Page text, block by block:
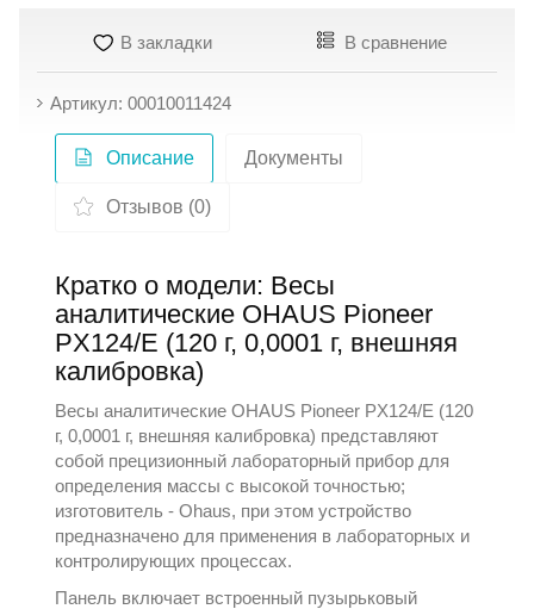
В закладки В сравнение
Артикул: 00010011424
Описание Документы
Отзывов (0)
Кратко о модели: Весы
аналитические OHAUS Pioneer
PX124/E (120 г, 0,0001 г, внешняя
калибровка)
Весы аналитические OHAUS Pioneer PX124/E (120
г, 0,0001 г, внешняя калибровка) представляют
собой прецизионный лабораторный прибор для
определения массы с высокой точностью;
изготовитель -Ohaus, при этом устройство
предназначено для применения в лабораторных и
контролирующих процессах.
Панель включает встроенный пузырьковый